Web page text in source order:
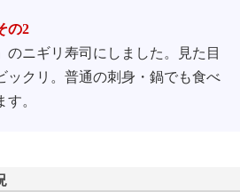
の2
のニギリ寿司にしました。見た目
ックリ。普通の刺身・鍋でも食べ
。